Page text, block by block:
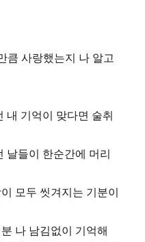
사랑했는지 나 알고
내 기억이 맞다면 술취
날들이 한순간에 머리
모두 씻겨지는 기분이
나 남김없이 기억해